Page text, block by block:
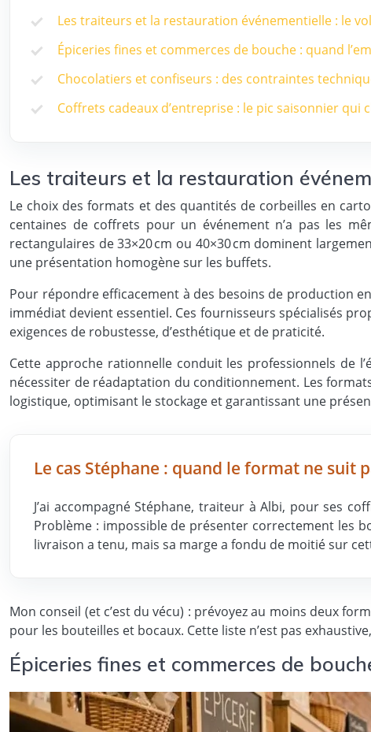
Les traiteurs et la restauration événementielle : le
Épiceries fines et commerces de bouche : quand
Chocolatiers et confiseurs : des contraintes
Coffrets cadeaux d’entreprise : le pic saisonnier qui
Les traiteurs et la restauration
Le choix des formats et des quantités de corbeilles en
centaines de coffrets pour un événement n’a pas les
rectangulaires de 33×20 cm ou 40×30 cm dominent
une présentation homogène sur les buffets.
Pour répondre efficacement à des besoins de production
immédiat devient essentiel. Ces fournisseurs spécialisés
exigences de robustesse, d’esthétique et de praticité.
Cette approche rationnelle conduit les professionnels de
nécessiter de réadaptation du conditionnement. Les
logistique, optimisant le stockage et garantissant une
Le cas Stéphane : quand le format ne suit
J’ai accompagné Stéphane, traiteur à Albi, pour ses
Problème : impossible de présenter correctement les
livraison a tenu, mais sa marge a fondu de moitié sur
Mon conseil (et c’est du vécu) : prévoyez au moins deux
pour les bouteilles et bocaux. Cette liste n’est pas
Épiceries fines et commerces de